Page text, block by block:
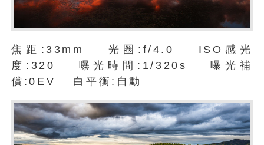
焦距:33mm 光圈:f/4.0 ISO感光
度:320 曝光時間:1/320s 曝光補
償:0EV 白平衡:自動